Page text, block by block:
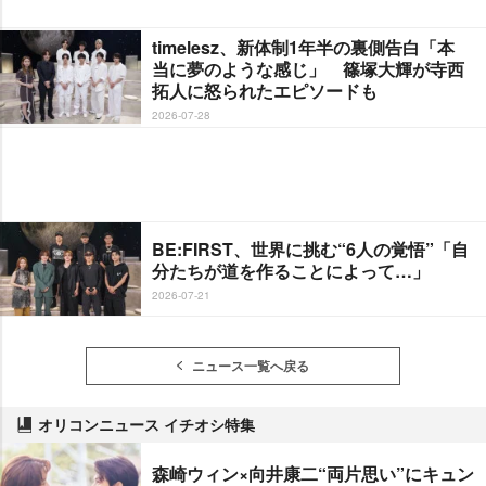
timelesz、新体制1年半の裏側告白「本
当に夢のような感じ」 篠塚大輝が寺西
拓人に怒られたエピソードも
2026-07-28
BE:FIRST、世界に挑む“6人の覚悟”「自
分たちが道を作ることによって…」
2026-07-21
ニュース一覧へ戻る
オリコンニュース イチオシ特集
森崎ウィン×向井康二“両片思い”にキュン